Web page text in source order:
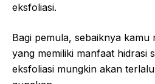
eksfoliasi.
Bagi pemula, sebaiknya
yang memiliki manfaat hidrasi
eksfoliasi mungkin akan